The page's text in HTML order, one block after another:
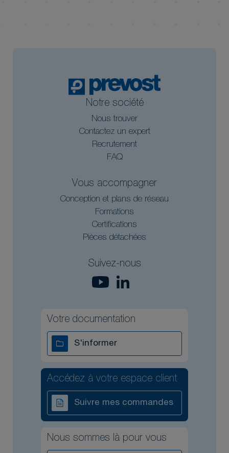
Notre société
Nous trouver
Contactez un expert
Recrutement
FAQ
Vous accompagner
Conception et plans de réseau
Formations
Certifications
Pièces détachées
Suivez-nous
Votre documentation
S'informer
Accédez à votre espace client
Suivre mes commandes
Nous sommes là pour vous